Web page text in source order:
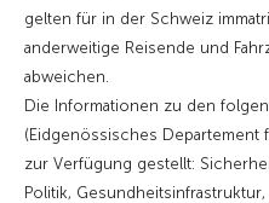
gelten für in der Schweiz
anderweitige Reisende und
abweichen.
Die Informationen zu den
(Eidgenössisches Departement
zur Verfügung gestellt:
Politik,